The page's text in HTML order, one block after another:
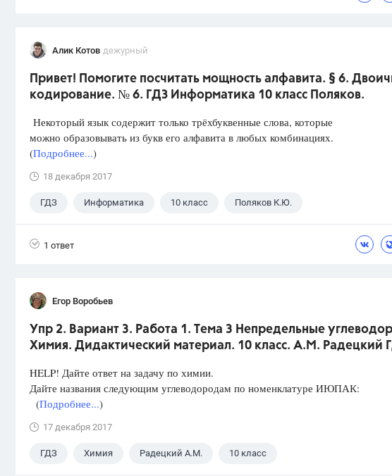
Алик Котов дежурный
Привет! Помогите посчитать мощность алфавита. § 6.
кодирование. № 6. ГДЗ Информатика 10 класс Поляков.
Некоторый язык содержит только трёхбуквенные слова, которые
можно образовывать из букв его алфавита в любых комбинациях.
(Подробнее...)
18 декабря 2017
ГДЗ Информатика 10 класс Поляков К.Ю.
1 ответ
Егор Воробьев
Упр 2. Вариант 3. Работа 1. Тема 3 Непредельные
Химия. Дидактический материал. 10 класс. А.М. Радецкий
HELP! Дайте ответ на задачу по химии.
Дайте названия следующим углеводородам по номенклатуре ИЮПАК:
(Подробнее...)
17 декабря 2017
ГДЗ Химия Радецкий А.М. 10 класс